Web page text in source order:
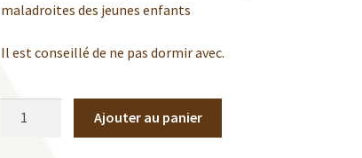
maladroites des jeunes enfants
Il est conseillé de ne pas dormir avec.
Ajouter au panier